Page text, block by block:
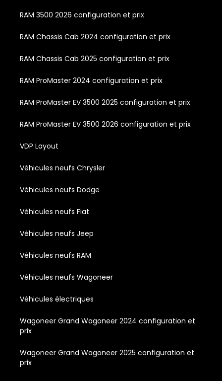
RAM 3500 2026 configuration et prix
RAM Chassis Cab 2024 configuration et prix
RAM Chassis Cab 2025 configuration et prix
RAM ProMaster 2024 configuration et prix
RAM ProMaster EV 3500 2025 configuration et prix
RAM ProMaster EV 3500 2026 configuration et prix
VDP Layout
Véhicules neufs Chrysler
Véhicules neufs Dodge
Véhicules neufs Fiat
Véhicules neufs Jeep
Véhicules neufs RAM
Véhicules neufs Wagoneer
Véhicules électriques
Wagoneer Grand Wagoneer 2024 configuration et
prix
Wagoneer Grand Wagoneer 2025 configuration et
prix